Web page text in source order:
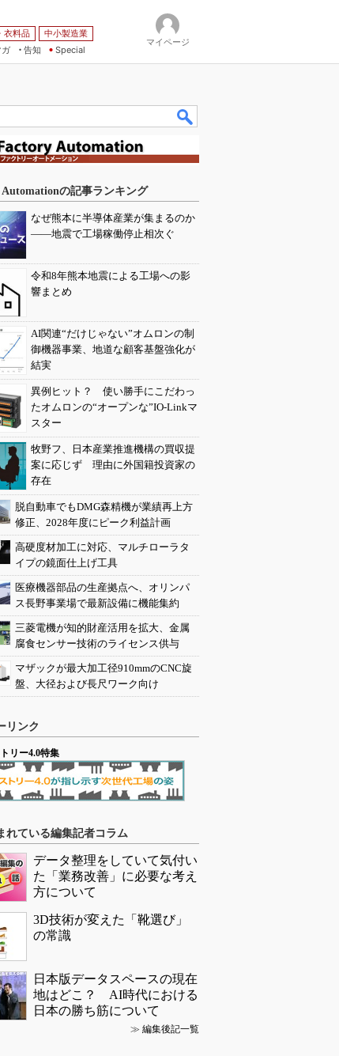
衣料品
中小製造業
ガ
告知 Special
マイページ
の記事ランキング
なぜ熊本に半導体産業が集まるのか
――地震で工場稼働停止相次ぐ
令和8年熊本地震による工場への影
響まとめ
AI関連“だけじゃない”オムロンの制
御機器事業、地道な顧客基盤強化が
結実
異例ヒット？ 使い勝手にこだわっ
たオムロンの“オープンな”IO-Linkマ
スター
牧野フ、日本産業推進機構の買収提
案に応じず 理由に外国籍投資家の
存在
脱自動車でもDMG森精機が業績再上方
修正、2028年度にピーク利益計画
高硬度材加工に対応、マルチローラタ
イプの鏡面仕上げ工具
医療機器部品の生産拠点へ、オリンパ
ス長野事業場で最新設備に機能集約
三菱電機が知的財産活用を拡大、金属
腐食センサー技術のライセンス供与
マザックが最大加工径910mmのCNC旋
盤、大径および長尺ワーク向け
リンク
リー4.0特集
れている編集記者コラム
データ整理をしていて気付い
た「業務改善」に必要な考え
方について
3D技術が変えた「靴選び」
の常識
日本版データスペースの現在
地はどこ？ AI時代における
日本の勝ち筋について
≫ 編集後記一覧